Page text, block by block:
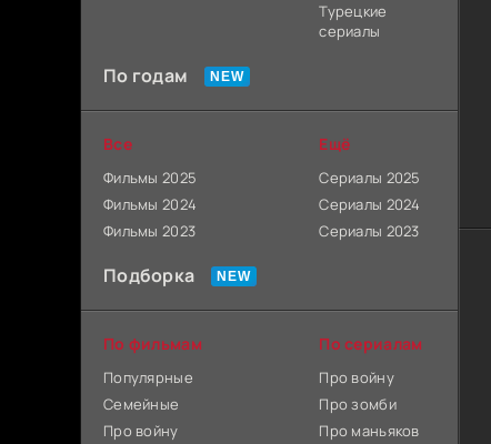
Турецкие
сериалы
По годам
Все
Фильмы 2025
Фильмы 2024
Фильмы 2023
Ещё
Сериалы 2025
Сериалы 2024
Сериалы 2023
Подборка
По фильмам
Популярные
Семейные
Про войну
По сериалам
Про войну
Про зомби
Про маньяков